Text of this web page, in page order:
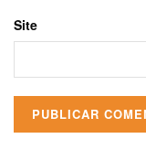
Site